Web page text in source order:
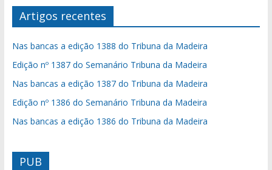
Artigos recentes
Nas bancas a edição 1388 do Tribuna da Madeira
Edição nº 1387 do Semanário Tribuna da Madeira
Nas bancas a edição 1387 do Tribuna da Madeira
Edição nº 1386 do Semanário Tribuna da Madeira
Nas bancas a edição 1386 do Tribuna da Madeira
PUB